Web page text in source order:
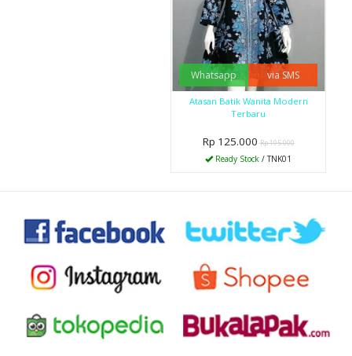
Whatsapp via SMS
Atasan Batik Wanita Modern
Terbaru
Rp 125.000 Rp 195.000
Ready Stock / TNK01